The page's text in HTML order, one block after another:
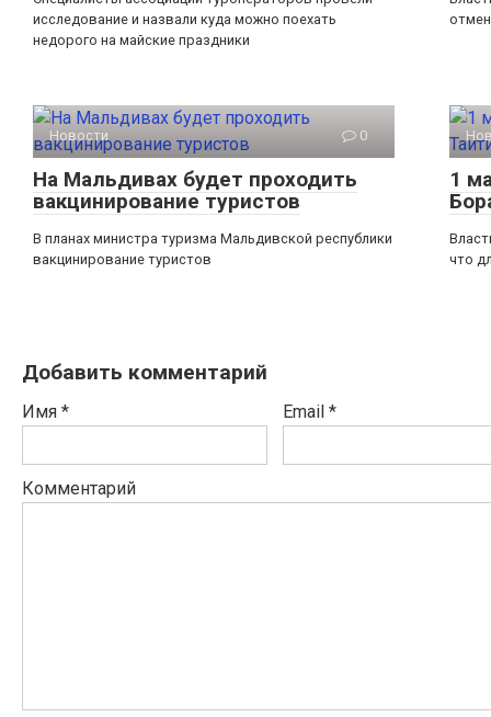
исследование и назвали куда можно поехать
недорого на майские праздники
Новости 0
На Мальдивах будет проходить
вакцинирование туристов
В планах министра туризма Мальдивской республики
вакцинирование туристов
1
что
Добавить комментарий
Имя * Email *
Комментарий